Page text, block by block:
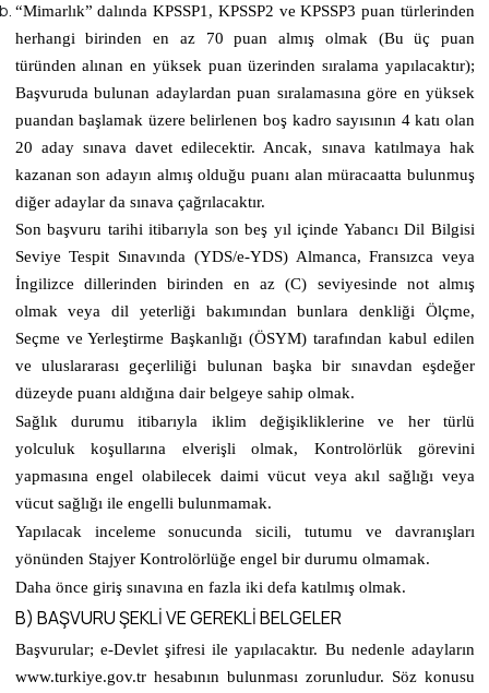
“Mimarlık” dalında KPSSP1, KPSSP2 ve KPSSP3 puan türlerinden
herhangi birinden en az 70 puan almış olmak (Bu üç puan
türünden alınan en yüksek puan üzerinden sıralama yapılacaktır);
Başvuruda bulunan adaylardan puan sıralamasına göre en yüksek
puandan başlamak üzere belirlenen boş kadro sayısının 4 katı olan
20 aday sınava davet edilecektir. Ancak, sınava katılmaya hak
kazanan son adayın almış olduğu puanı alan müracaatta bulunmuş
diğer adaylar da sınava çağrılacaktır.
Son başvuru tarihi itibarıyla son beş yıl içinde Yabancı Dil Bilgisi
Seviye Tespit Sınavında (YDS/e-YDS) Almanca, Fransızca veya
İngilizce dillerinden birinden en az (C) seviyesinde not almış
olmak veya dil yeterliği bakımından bunlara denkliği Ölçme,
Seçme ve Yerleştirme Başkanlığı (ÖSYM) tarafından kabul edilen
ve uluslararası geçerliliği bulunan başka bir sınavdan eşdeğer
düzeyde puanı aldığına dair belgeye sahip olmak.
Sağlık durumu itibarıyla iklim değişikliklerine ve her türlü
yolculuk koşullarına elverişli olmak, Kontrolörlük görevini
yapmasına engel olabilecek daimi vücut veya akıl sağlığı veya
vücut sağlığı ile engelli bulunmamak.
Yapılacak inceleme sonucunda sicili, tutumu ve davranışları
yönünden Stajyer Kontrolörlüğe engel bir durumu olmamak.
Daha önce giriş sınavına en fazla iki defa katılmış olmak.
B) BAŞVURU ŞEKLİ VE GEREKLİ BELGELER
Başvurular; e-Devlet şifresi ile yapılacaktır. Bu nedenle adayların
www.turkiye.gov.tr hesabının bulunması zorunludur. Söz konusu